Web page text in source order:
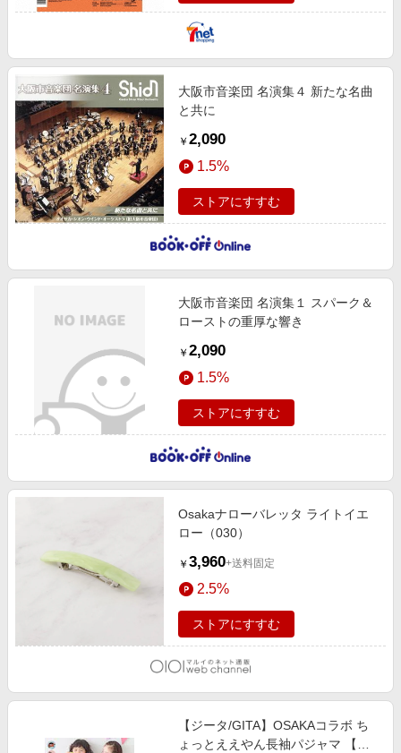
大阪市音楽団 名演集４ 新たな名曲
と共に
￥ 2,090
1.5%
ストアにすすむ
大阪市音楽団 名演集１ スパーク＆
ローストの重厚な響き
￥ 2,090
1.5%
ストアにすすむ
Osakaナローバレッタ ライトイエ
ロー（030）
￥ 3,960+送料固定
2.5%
ストアにすすむ
【ジータ/GITA】OSAKAコラボ ち
ょっとええやん長袖パジャマ 【子